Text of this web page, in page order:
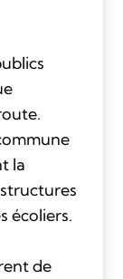
la
écoliers.
de